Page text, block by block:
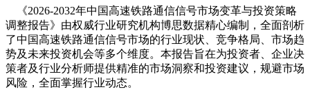
《2026-2032年中国高速铁路通信信号市场变革与投资策略
调整报告》由权威行业研究机构博思数据精心编制，全面剖析
了中国高速铁路通信信号市场的行业现状、竞争格局、市场趋
势及未来投资机会等多个维度。本报告旨在为投资者、企业决
策者及行业分析师提供精准的市场洞察和投资建议，规避市场
风险，全面掌握行业动态。